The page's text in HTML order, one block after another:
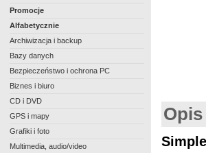
Promocje
Alfabetycznie
Archiwizacja i backup
Bazy danych
Bezpieczeństwo i ochrona PC
Biznes i biuro
CD i DVD
GPS i mapy
Grafiki i foto
Multimedia, audio/video